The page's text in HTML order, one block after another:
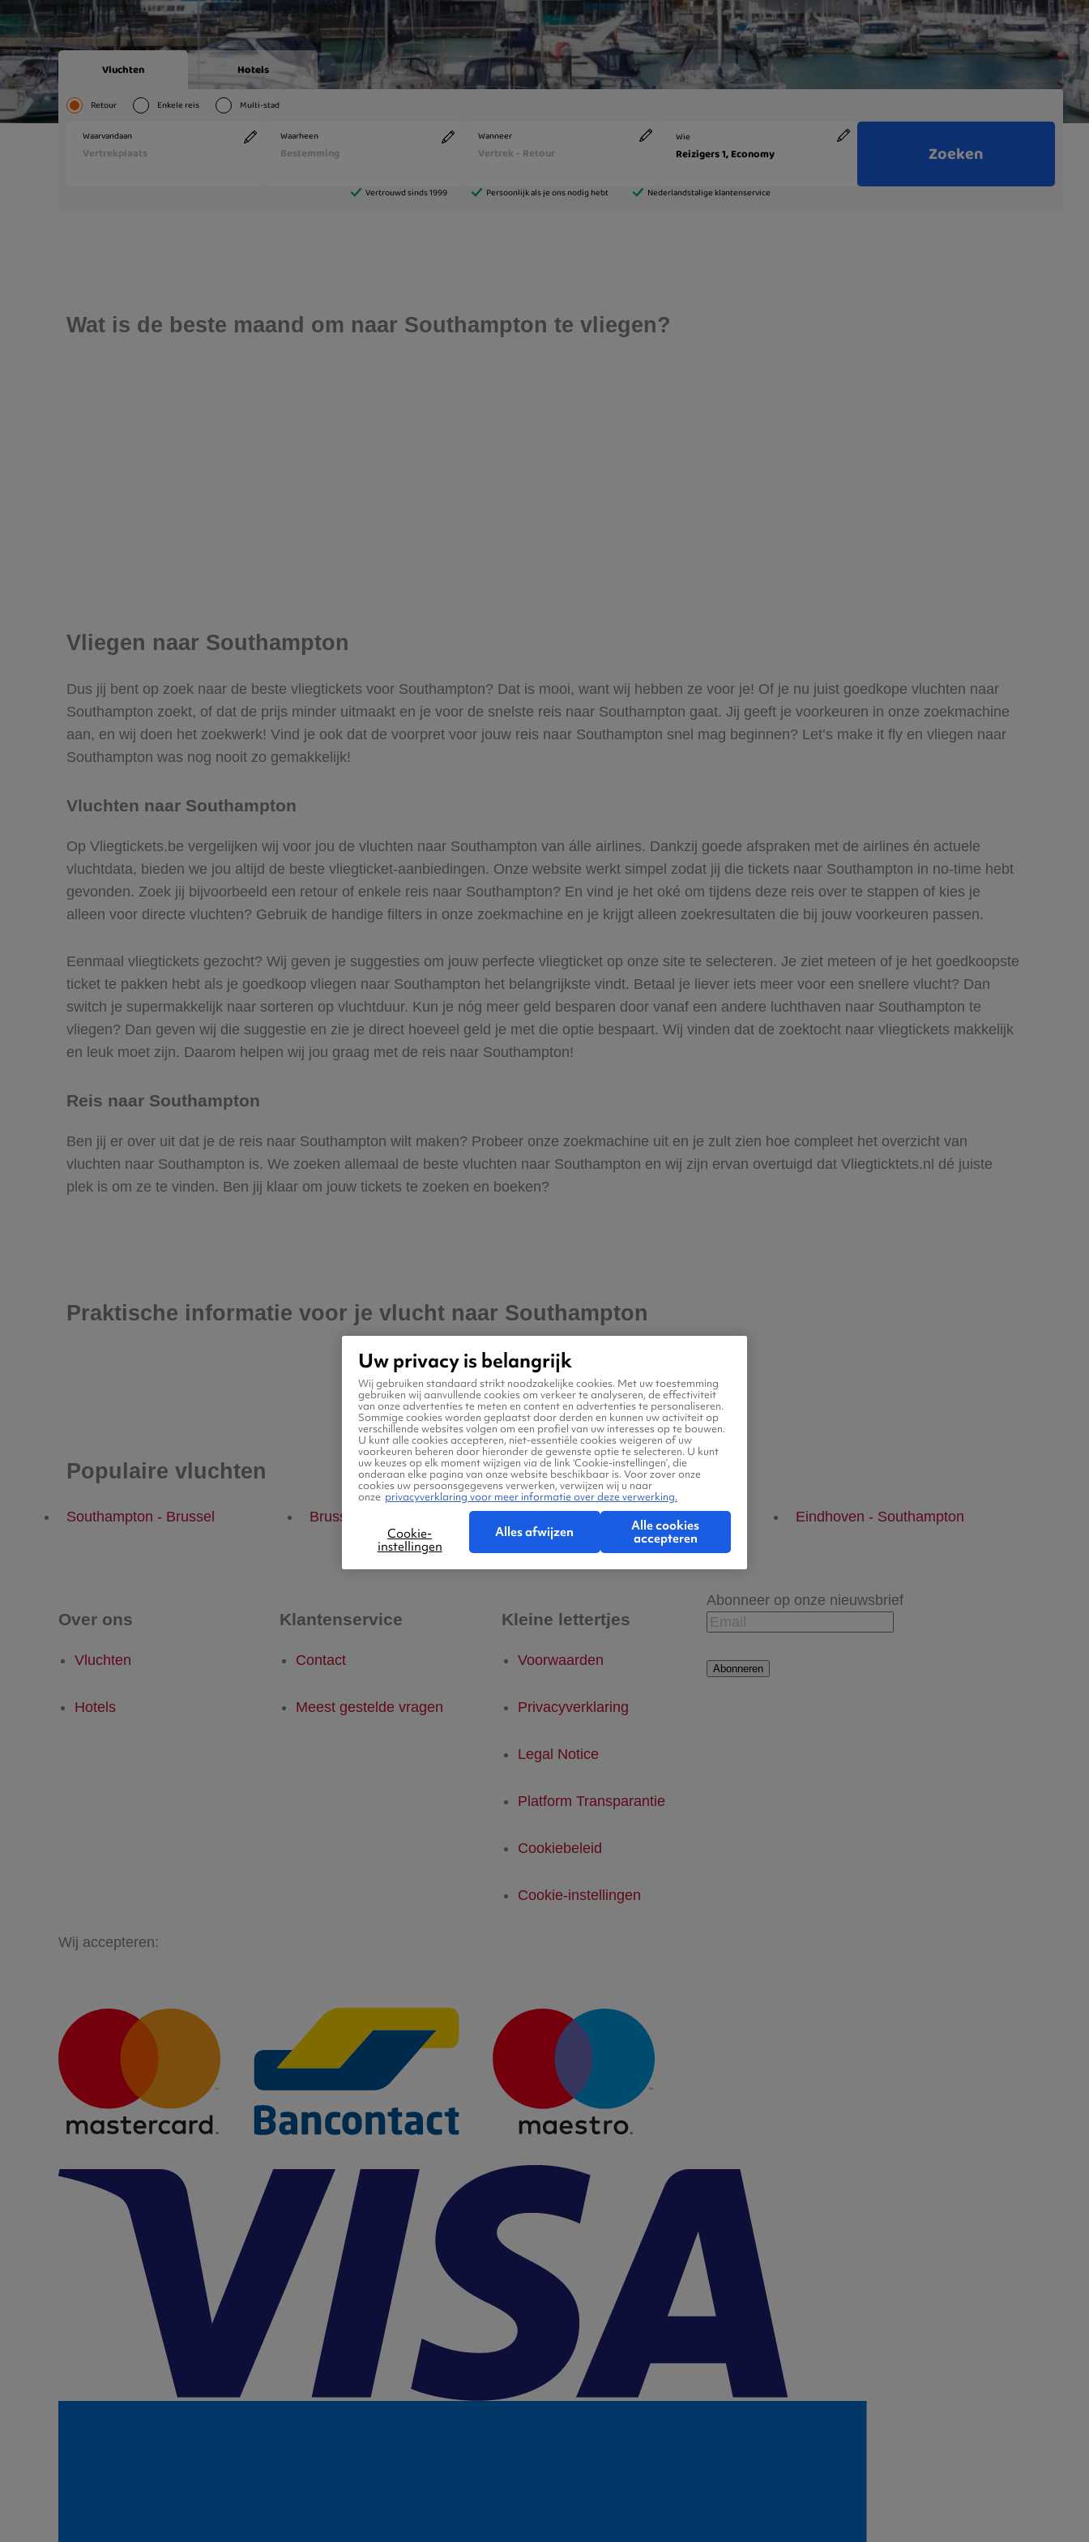
Wat is de beste maand om naar Southampton te vliegen?
Vliegen naar Southampton
Dus jij bent op zoek naar de beste vliegtickets voor Southampton? Dat is mooi, want wij hebben ze voor je! Of je nu juist goedkope vluchten naar
Southampton zoekt, of dat de prijs minder uitmaakt en je voor de snelste reis naar Southampton gaat. Jij geeft je voorkeuren in onze zoekmachine
aan, en wij doen het zoekwerk! Vind je ook dat de voorpret voor jouw reis naar Southampton snel mag beginnen? Let’s make it fly en vliegen naar
Southampton was nog nooit zo gemakkelijk!
Vluchten naar Southampton
Op Vliegtickets.be vergelijken wij voor jou de vluchten naar Southampton van álle airlines. Dankzij goede afspraken met de airlines én actuele
vluchtdata, bieden we jou altijd de beste vliegticket-aanbiedingen. Onze website werkt simpel zodat jij die tickets naar Southampton in no-time hebt
gevonden. Zoek jij bijvoorbeeld een retour of enkele reis naar Southampton? En vind je het oké om tijdens deze reis over te stappen of kies je
alleen voor directe vluchten? Gebruik de handige filters in onze zoekmachine en je krijgt alleen zoekresultaten die bij jouw voorkeuren passen.
Eenmaal vliegtickets gezocht? Wij geven je suggesties om jouw perfecte vliegticket op onze site te selecteren. Je ziet meteen of je het goedkoopste
ticket te pakken hebt als je goedkoop vliegen naar Southampton het belangrijkste vindt. Betaal je liever iets meer voor een snellere vlucht? Dan
switch je supermakkelijk naar sorteren op vluchtduur. Kun je nóg meer geld besparen door vanaf een andere luchthaven naar Southampton te
vliegen? Dan geven wij die suggestie en zie je direct hoeveel geld je met die optie bespaart. Wij vinden dat de zoektocht naar vliegtickets makkelijk
en leuk moet zijn. Daarom helpen wij jou graag met de reis naar Southampton!
Reis naar Southampton
Ben jij er over uit dat je de reis naar Southampton wilt maken? Probeer onze zoekmachine uit en je zult zien hoe compleet het overzicht van
vluchten naar Southampton is. We zoeken allemaal de beste vluchten naar Southampton en wij zijn ervan overtuigd dat Vliegticktets.nl dé juiste
plek is om ze te vinden. Ben jij klaar om jouw tickets te zoeken en boeken?
Praktische informatie voor je vlucht naar Southampton
Populaire vluchten
Southampton - Brussel Brussel - Southampton Southampton - Eindhoven Eindhoven - Southampton
Over ons
Vluchten
Hotels
Klantenservice
Contact
Meest gestelde vragen
Kleine lettertjes
Voorwaarden
Privacyverklaring
Legal Notice
Platform Transparantie
Cookiebeleid
Cookie-instellingen
Abonneer op onze nieuwsbrief
Abonneren
Wij accepteren:
Uw privacy is belangrijk
Wij gebruiken standaard strikt noodzakelijke cookies. Met uw toestemming
gebruiken wij aanvullende cookies om verkeer te analyseren, de effectiviteit
van onze advertenties te meten en content en advertenties te personaliseren.
Sommige cookies worden geplaatst door derden en kunnen uw activiteit op
verschillende websites volgen om een profiel van uw interesses op te bouwen.
U kunt alle cookies accepteren, niet-essentiële cookies weigeren of uw
voorkeuren beheren door hieronder de gewenste optie te selecteren. U kunt
uw keuzes op elk moment wijzigen via de link ‘Cookie-instellingen’, die
onderaan elke pagina van onze website beschikbaar is. Voor zover onze
cookies uw persoonsgegevens verwerken, verwijzen wij u naar
onze privacyverklaring voor meer informatie over deze verwerking.
Cookie-
instellingen
Alles afwijzen
Alle cookies
accepteren